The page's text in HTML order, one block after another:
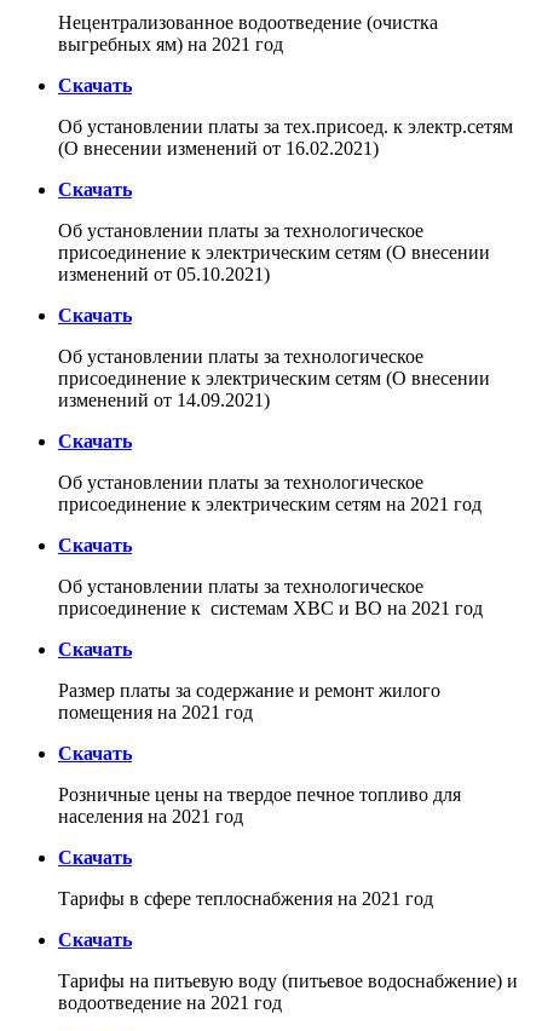
Нецентрализованное водоотведение (очистка
выгребных ям) на 2021 год
Скачать
Об установлении платы за тех.присоед. к электр.сетям
(О внесении изменений от 16.02.2021)
Скачать
Об установлении платы за технологическое
присоединение к электрическим сетям (О внесении
изменений от 05.10.2021)
Скачать
Об установлении платы за технологическое
присоединение к электрическим сетям (О внесении
изменений от 14.09.2021)
Скачать
Об установлении платы за технологическое
присоединение к электрическим сетям на 2021 год
Скачать
Об установлении платы за технологическое
присоединение к системам ХВС и ВО на 2021 год
Скачать
Размер платы за содержание и ремонт жилого
помещения на 2021 год
Скачать
Розничные цены на твердое печное топливо для
населения на 2021 год
Скачать
Тарифы в сфере теплоснабжения на 2021 год
Скачать
Тарифы на питьевую воду (питьевое водоснабжение) и
водоотведение на 2021 год